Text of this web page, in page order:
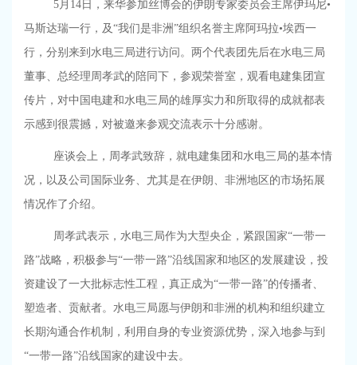
5月 14 日，来华参加丝博会的伊朗专家委员会主席伊玛尼•
马斯达瑞一行，及“我们是非洲”组织名誉主席阿玛拉•埃西一
行，分别来到 水电三局进行访问。两个代表团先后在水电三局
董事、总经理周孝武的陪同下，参观荣誉室，观看电建集团宣
传片，对中国电建和水电三局的雄厚实力和所取得的成就都表
示感到很震撼，对被邀来参观交流表示十分感谢。
座谈会上，周孝武致辞，就电建集团和水电三局的基本情
况，以及公司国际业务、尤其是在伊朗、非洲地区的市场拓展
情况作了介绍。
周孝武表示，水电三局作为大型央企，紧跟国家“一带一
路”战略，积极参与“一带一路”沿线国家和地区的发展建设，投
资建设了一大批标志性工程，真正成为“一带一路”的传播者、
塑造者、贡献者。水电三局愿与伊朗和非洲的机构和组织建立
长期沟通合作机制，利用自身的专业资源优势，深入地参与到
“一带一路”沿线国家的建设中去。